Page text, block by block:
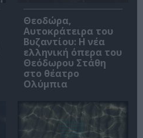
Θεοδώρα,
Αυτοκράτειρα του
Βυζαντίου: Η νέα
ελληνική όπερα του
Θεόδωρου Στάθη
στο θέατρο
Ολύμπια